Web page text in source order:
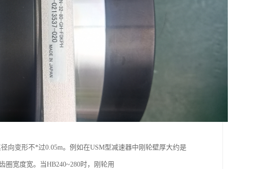
向变形不*过0.05m。例如在USM型减速器中刚轮壁厚大约是
圈宽度宽。当HB240~280时，刚轮用